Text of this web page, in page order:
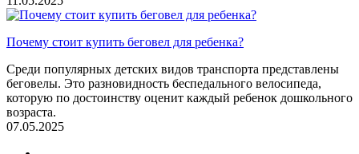
Почему стоит купить беговел для ребенка?
Среди популярных детских видов транспорта представлены
беговелы. Это разновидность беспедального велосипеда,
которую по достоинству оценит каждый ребенок дошкольного
возраста.
07.05.2025